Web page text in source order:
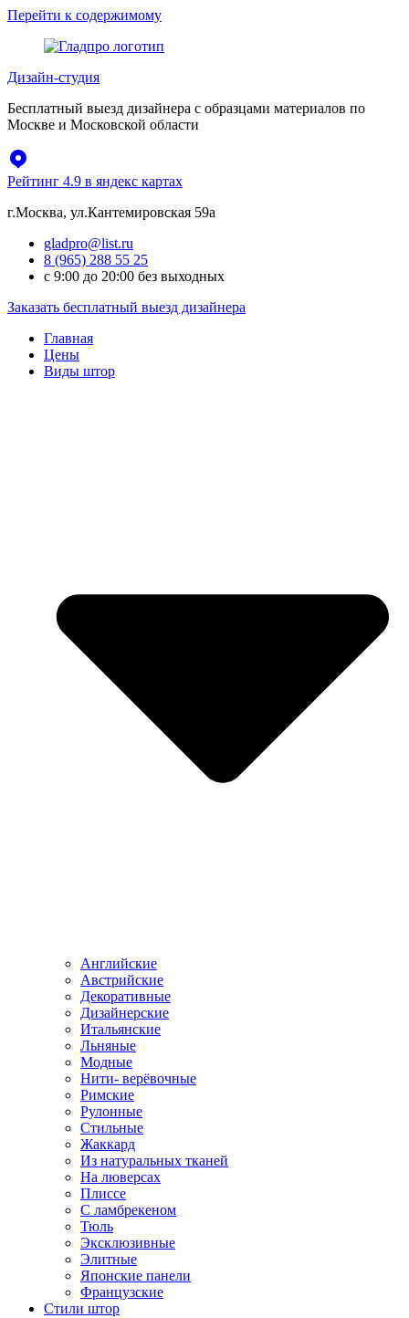
Перейти к содержимому
Дизайн-студия
Бесплатный выезд дизайнера с образцами материалов по
Москве и Московской области
Рейтинг 4.9 в яндекс картах
г.Москва, ул.Кантемировская 59а
gladpro@list.ru
8 (965) 288 55 25
с 9:00 до 20:00 без выходных
Заказать бесплатный выезд дизайнера
Главная
Цены
Виды штор
Английские
Австрийские
Декоративные
Дизайнерские
Итальянские
Льняные
Модные
Нити- верёвочные
Римские
Рулонные
Стильные
Жаккард
Из натуральных тканей
На люверсах
Плиссе
С ламбрекеном
Тюль
Эксклюзивные
Элитные
Японские панели
Французские
Стили штор